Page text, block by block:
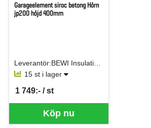
Garageelement siroc betong Hörn
jp200 höjd 400mm
Leverantör:BEWI Insulation AB (Jackon AB)
15 st i lager
Köp nu
1 749:- / st
SEK per ST